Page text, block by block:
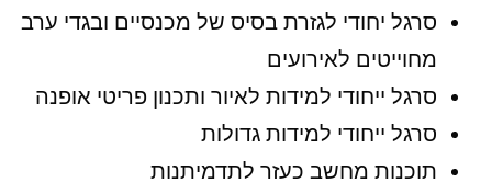
סרגל יחודי לגזרת בסיס של מכנסיים ובגדי ערב
מחוייטים לאירועים
סרגל ייחודי למידות לאיור ותכנון פריטי אופנה
סרגל ייחודי למידות גדולות
תוכנות מחשב כעזר לתדמיתנות